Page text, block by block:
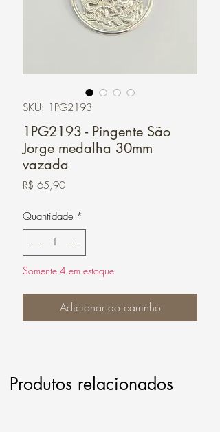
SKU: 1PG2193
1PG2193 - Pingente São
Jorge medalha 30mm
vazada
R$ 65,90Preço
Quantidade *
Somente 4 em estoque
Adicionar ao carrinho
Produtos relacionados